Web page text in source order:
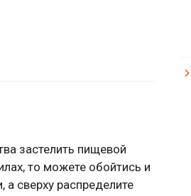
застелить пищевой
то можете обойтись и
а сверху распределите